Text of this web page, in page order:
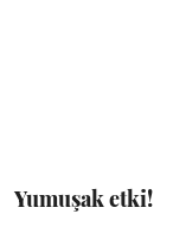
Yumuşak etki!